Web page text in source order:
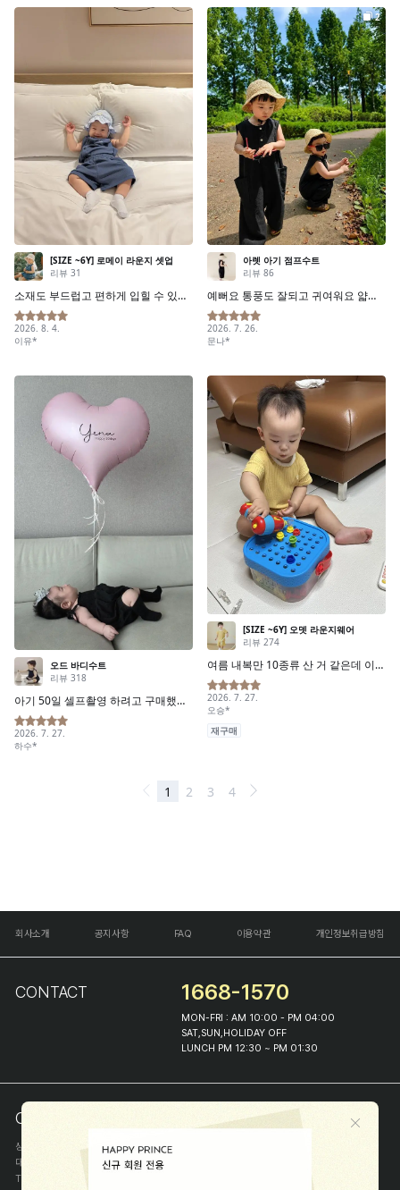
회사소개 공지사항 FAQ 이용약관 개인정보취급방침
CONTACT 1668-1570
MON-FRI : AM 10:00 - PM 04:00
SAT,SUN,HOLIDAY OFF
LUNCH PM 12:30 ~ PM 01:30
COMPANY INFO
상호
(주)해피프린스
대표
이화진
TEL